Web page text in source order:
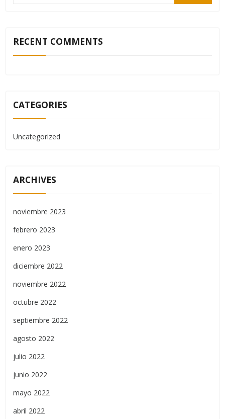
RECENT COMMENTS
CATEGORIES
Uncategorized
ARCHIVES
noviembre 2023
febrero 2023
enero 2023
diciembre 2022
noviembre 2022
octubre 2022
septiembre 2022
agosto 2022
julio 2022
junio 2022
mayo 2022
abril 2022